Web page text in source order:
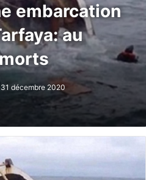
embarcation
au
décembre 2020